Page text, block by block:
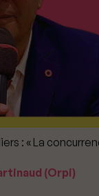
: « La
(Orpi)